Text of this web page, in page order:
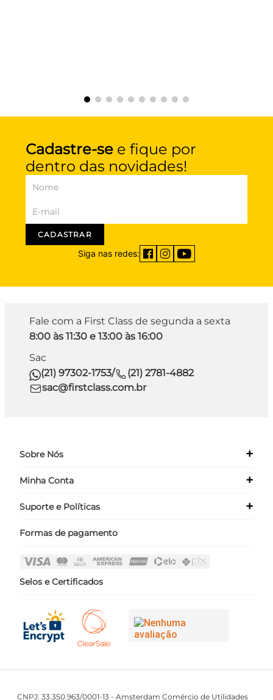
Cadastre-se e fique por
dentro das novidades!
CADASTRAR
Siga nas redes:
Fale com a First Class de segunda a sexta
8:00 às 11:30 e 13:00 às 16:00
Sac
(21) 97302-1753/
(21) 2781-4882
sac@firstclass.com.br
Sobre Nós +
Quem Somos
Minha Conta +
Meus Dados
Suporte e Políticas +
Políticas
Fale Conosco
Formas de pagamento
Selos e Certificados
CNPJ: 33.350.963/0001-13 - Amsterdam Comércio de Utilidades